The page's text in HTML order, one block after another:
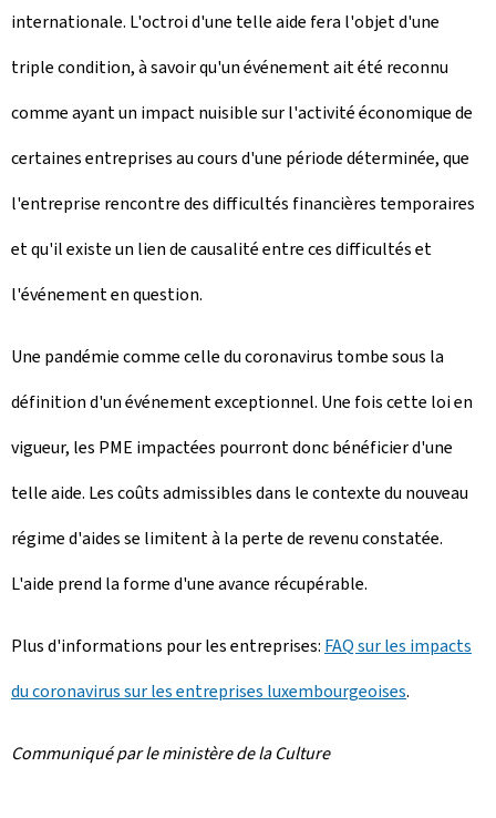
internationale. L'octroi d'une telle aide fera l'objet d'une
triple condition, à savoir qu'un événement ait été reconnu
comme ayant un impact nuisible sur l'activité économique de
certaines entreprises au cours d'une période déterminée, que
l'entreprise rencontre des difficultés financières temporaires
et qu'il existe un lien de causalité entre ces difficultés et
l'événement en question.
Une pandémie comme celle du coronavirus tombe sous la
définition d'un événement exceptionnel. Une fois cette loi en
vigueur, les PME impactées pourront donc bénéficier d'une
telle aide. Les coûts admissibles dans le contexte du nouveau
régime d'aides se limitent à la perte de revenu constatée.
L'aide prend la forme d'une avance récupérable.
Plus d'informations pour les entreprises: FAQ sur les impacts
du coronavirus sur les entreprises luxembourgeoises.
Communiqué par le ministère de la Culture